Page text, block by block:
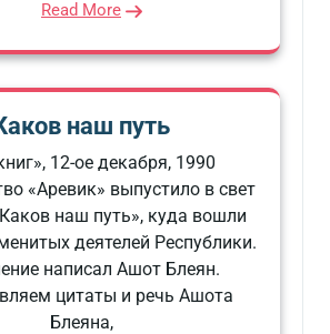
Read More
наш путь
12-ое декабря, 1990
«Аревик» выпустило в свет
наш путь», куда вошли
деятелей Республики.
написал Ашот Блеян.
цитаты и речь Ашота
Блеяна,